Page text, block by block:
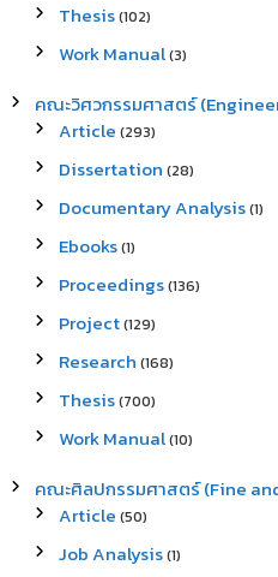
Thesis(102)
Work Manual(3)
คณะวิศวกรรมศาสตร์
Article (293)
Dissertation (28)
Documentary Analysis(1)
Ebooks(1)
Proceedings(136)
Project(129)
Research (168)
Thesis(700)
Work Manual(10)
คณะศิลปกรรมศาสตร์ (Fine
Article (50)
Job Analysis(1)